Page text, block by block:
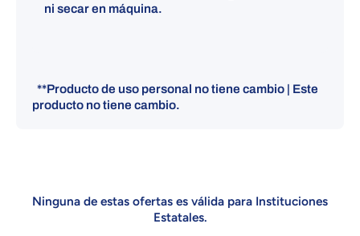
ni secar en máquina.
**Producto de uso personal no tiene cambio | Este
producto no tiene cambio.
Ninguna de estas ofertas es válida para Instituciones
Estatales.